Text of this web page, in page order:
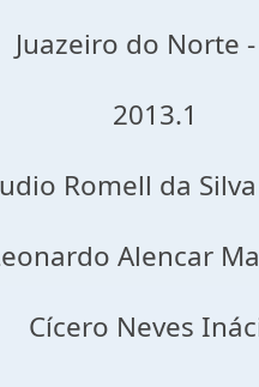
Juazeiro do Norte -
2013.1
Romell da
Alencar
Cícero Neves